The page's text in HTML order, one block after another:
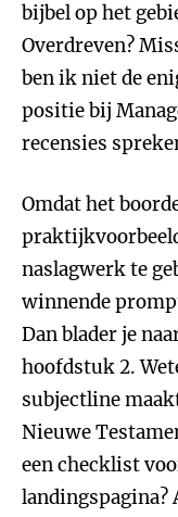
bijbel op het
Overdreven?
ben ik niet de
positie bij
recensies
Omdat het
naslagwerk te
winnende
Dan blader je
hoofdstuk 2.
subjectline
Nieuwe
een checklist
landingspagina?